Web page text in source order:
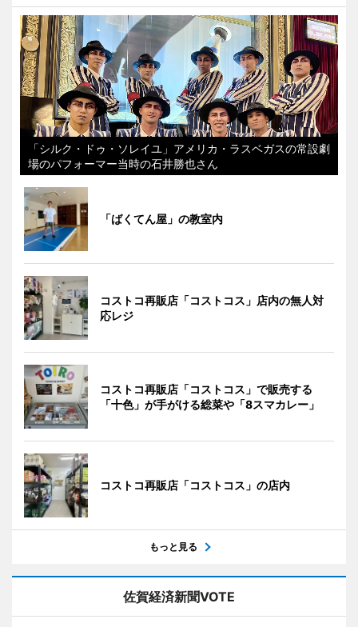
「シルク・ドゥ・ソレイユ」アメリカ・ラスベガスの常設劇
場のパフォーマー当時の石井勝也さん
「ばくてん屋」の教室内
コストコ再販店「コストコス」店内の無人対
応レジ
コストコ再販店「コストコス」で販売する
「十色」が手がける総菜や「8スマカレー」
コストコ再販店「コストコス」の店内
もっと見る
佐賀経済新聞VOTE